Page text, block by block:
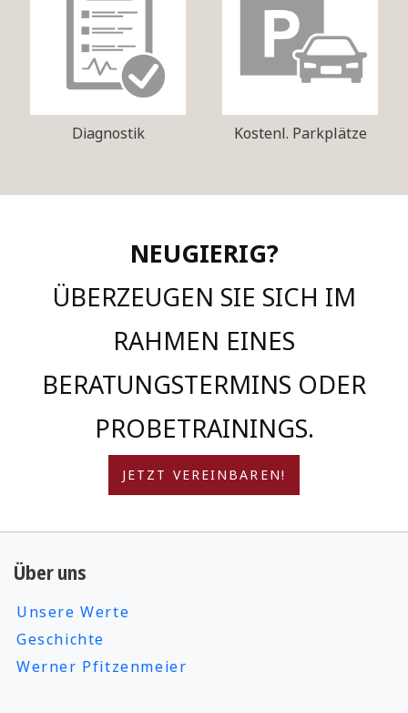
Diagnostik Kostenl. Parkplätze
NEUGIERIG?
ÜBERZEUGEN SIE SICH IM
RAHMEN EINES
BERATUNGSTERMINS ODER
PROBETRAININGS.
JETZT VEREINBAREN!
Über uns
Unsere Werte
Geschichte
Werner Pfitzenmeier